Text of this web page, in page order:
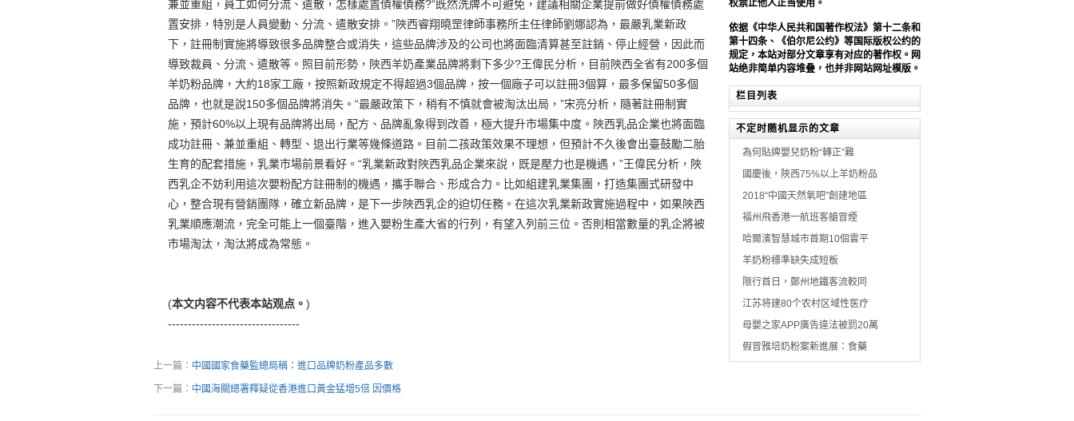
兼並重組，員工如何分流、遣散，怎樣處置債權債務?“既然洗牌不可避免，建議相關企業提前做好債權債務處
置安排，特別是人員變動、分流、遣散安排。”陜西睿翔曉罡律師事務所主任律師劉娜認為，最嚴乳業新政
下，註冊制實施將導致很多品牌整合或消失，這些品牌涉及的公司也將面臨清算甚至註銷、停止經營，因此而
導致裁員、分流、遣散等。照目前形勢，陜西羊奶產業品牌將剩下多少?王偉民分析，目前陜西全省有200多個
羊奶粉品牌，大約18家工廠，按照新政規定不得超過3個品牌，按一個廠子可以註冊3個算，最多保留50多個
品牌，也就是說150多個品牌將消失。“最嚴政策下，稍有不慎就會被淘汰出局，”宋亮分析，隨著註冊制實
施，預計60%以上現有品牌將出局，配方、品牌亂象得到改善，極大提升市場集中度。陜西乳品企業也將面臨
成功註冊、兼並重組、轉型、退出行業等幾條道路。目前二孩政策效果不理想，但預計不久後會出臺鼓勵二胎
生育的配套措施，乳業市場前景看好。“乳業新政對陜西乳品企業來說，既是壓力也是機遇，”王偉民分析，陜
西乳企不妨利用這次嬰粉配方註冊制的機遇，攜手聯合、形成合力。比如組建乳業集團，打造集團式研發中
心，整合現有營銷團隊，確立新品牌，是下一步陜西乳企的迫切任務。在這次乳業新政實施過程中，如果陜西
乳業順應潮流，完全可能上一個臺階，進入嬰粉生產大省的行列，有望入列前三位。否則相當數量的乳企將被
市場淘汰，淘汰將成為常態。
(本文内容不代表本站观点。 )
---------------------------------
上一篇： 中國國家食藥監總局稱：進口品牌奶粉產品多數
下一篇： 中國海關總署釋疑從香港進口黃金猛增5倍 因價格
权禁止他人正当使用。
依据《中华人民共和国著作权法》第十二条和
第十四条、《伯尔尼公约》等国际版权公约的
规定，本站对部分文章享有对应的著作权。网
站绝非简单内容堆叠，也并非网站网址模版。
栏目列表
不定时随机显示的文章
為何貼牌嬰兒奶粉“轉正”難
國慶後，陜西75%以上羊奶粉品
2018“中國天然氧吧”創建地區
福州飛香港一航班客艙冒煙
哈爾濱智慧城市首期10個雲平
羊奶粉標準缺失成短板
限行首日，鄭州地鐵客流較同
江苏将建80个农村区域性医疗
母嬰之家APP廣告違法被罰20萬
假冒雅培奶粉案新進展：食藥